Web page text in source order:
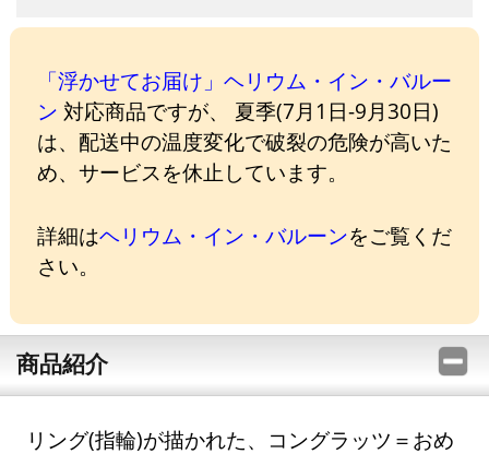
「浮かせてお届け」ヘリウム・イン・バルー
ン 対応商品ですが、 夏季(7月1日-9月30日)
は、配送中の温度変化で破裂の危険が高いた
め、サービスを休止しています。
詳細はヘリウム・イン・バルーンをご覧くだ
さい。
商品紹介
リング(指輪)が描かれた、コングラッツ＝おめ